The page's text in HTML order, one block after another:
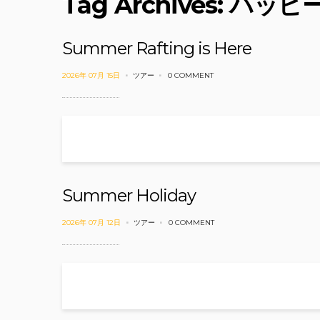
Summer Rafting is Here
2026年 07月 15日 ツアー 0 COMMENT
Summer Holiday
2026年 07月 12日 ツアー 0 COMMENT